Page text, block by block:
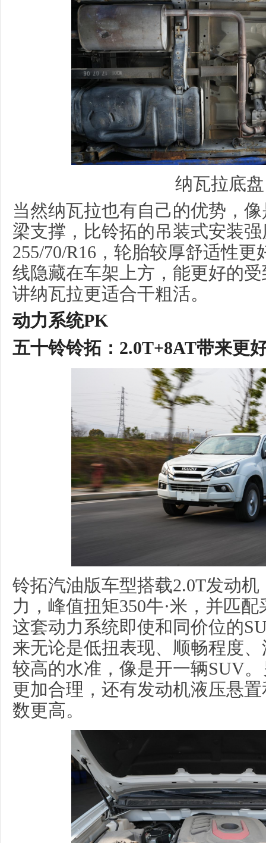
纳瓦拉底盘
当然纳瓦拉也有自己的优势，
梁支撑，比铃拓的吊装式安装
255/70/R16，轮胎较厚舒适性
线隐藏在车架上方，能更好的
讲纳瓦拉更适合干粗活。
动力系统PK
五十铃铃拓 ：2.0T+8AT带来更
铃拓汽油版车型搭载2.0T发动机
力，峰值扭矩350牛·米，并匹
这套动力系统即使和同价位的
来无论是低扭表现、顺畅程度
较高的水准，像是开一辆SUV
更加合理，还有发动机液压悬
数更高。